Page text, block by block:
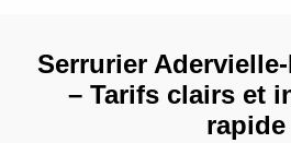
Serrurier
– Tarifs clairs et
rapide